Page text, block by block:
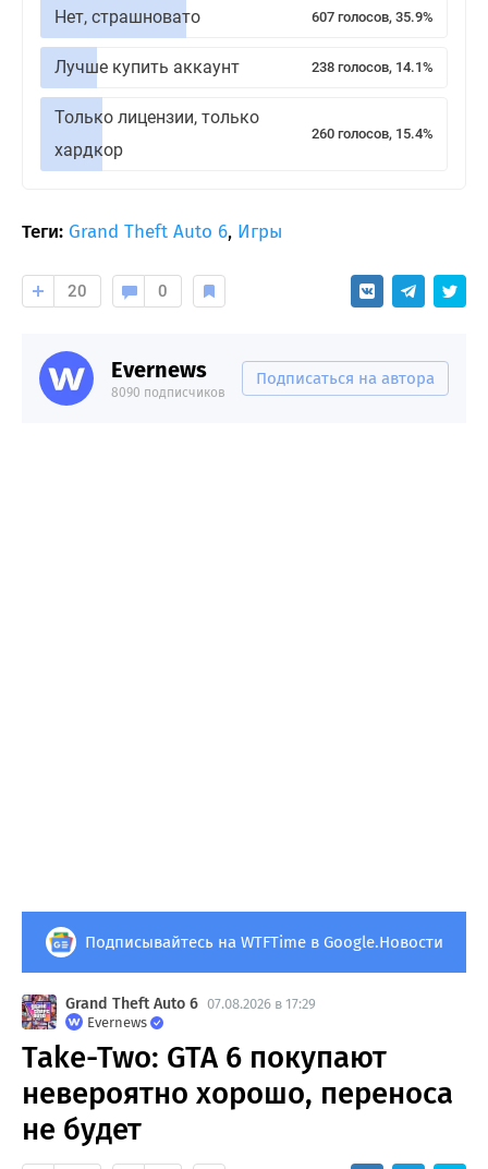
Нет, страшновато 607 голосов, 35.9%
Лучше купить аккаунт 238 голосов, 14.1%
Только лицензии, только
хардкор
260 голосов, 15.4%
Теги: Grand Theft Auto 6, Игры
20 0
Evernews
8090 подписчиков
Подписаться на автора
Подписывайтесь на WTFTime в Google.Новости
Grand Theft Auto 6 07.08.2026 в 17:29
Evernews
Take-Two: GTA 6 покупают
невероятно хорошо, переноса
не будет